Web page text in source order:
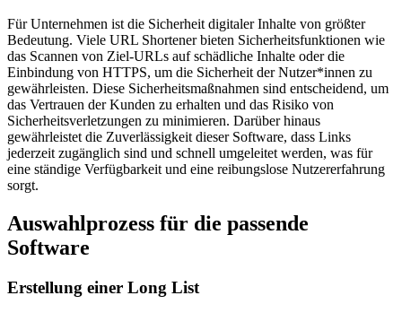
Für Unternehmen ist die Sicherheit digitaler Inhalte von größter
Bedeutung. Viele URL Shortener bieten Sicherheitsfunktionen wie
das Scannen von Ziel-URLs auf schädliche Inhalte oder die
Einbindung von HTTPS, um die Sicherheit der Nutzer*innen zu
gewährleisten. Diese Sicherheitsmaßnahmen sind entscheidend, um
das Vertrauen der Kunden zu erhalten und das Risiko von
Sicherheitsverletzungen zu minimieren. Darüber hinaus
gewährleistet die Zuverlässigkeit dieser Software, dass Links
jederzeit zugänglich sind und schnell umgeleitet werden, was für
eine ständige Verfügbarkeit und eine reibungslose Nutzererfahrung
sorgt.
Auswahlprozess für die passende
Software
Erstellung einer Long List